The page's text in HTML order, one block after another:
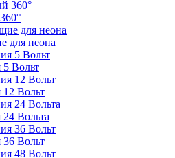
для неона
5 Вольт
Вольт
Вольта
Вольт